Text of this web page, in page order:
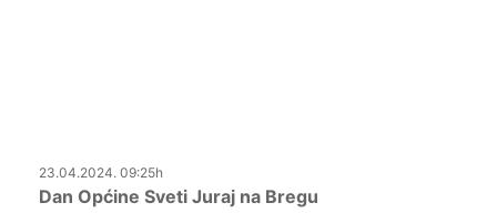
23.04.2024. 09:25h
Dan Općine Sveti Juraj na Bregu